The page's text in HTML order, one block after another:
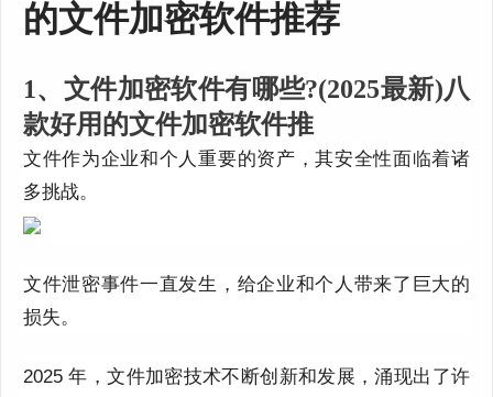
的文件加密软件推荐
1、文件加密软件有哪些?(2025最新)八
款好用的文件加密软件推
文件作为企业和个人重要的资产，其安全性面临着诸
多挑战。
文件泄密事件一直发生，给企业和个人带来了巨大的
损失。
2025 年，文件加密技术不断创新和发展，涌现出了许